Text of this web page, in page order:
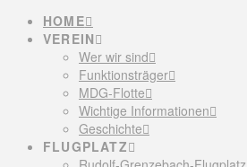
HOME
VEREIN
Wer wir sind
Funktionsträger
MDG-Flotte
Wichtige Informationen
Geschichte
FLUGPLATZ